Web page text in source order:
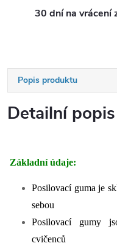
30 dní na vrácení
Popis produktu
Detailní
Základní údaje:
Posilovací guma je
sebou
Posilovací gumy
cvičenců